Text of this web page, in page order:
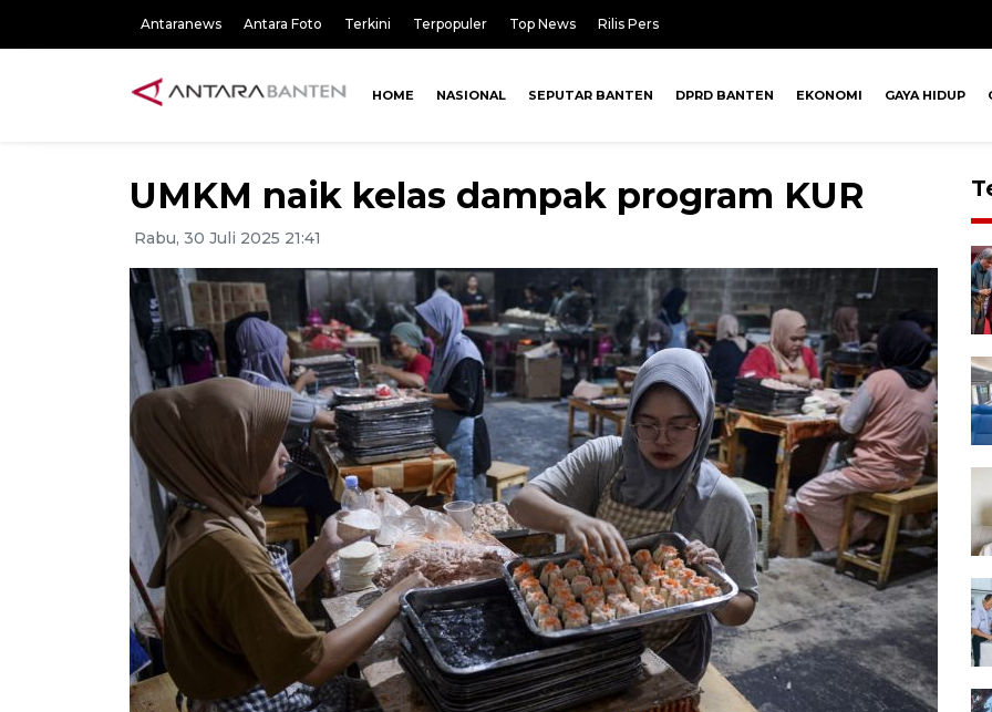
Antaranews Antara Foto Terkini Terpopuler Top News Rilis Pers
HOME NASIONAL SEPUTAR BANTEN DPRD BANTEN EKONOMI GAYA HIDUP
UMKM naik kelas dampak program KUR
Rabu, 30 Juli 2025 21:41